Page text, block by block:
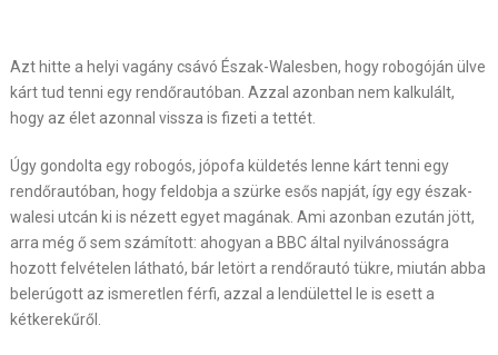
Azt hitte a helyi vagány csávó Észak-Walesben, hogy robogóján ülve
kárt tud tenni egy rendőrautóban. Azzal azonban nem kalkulált,
hogy az élet azonnal vissza is fizeti a tettét.
Úgy gondolta egy robogós, jópofa küldetés lenne kárt tenni egy
rendőrautóban, hogy feldobja a szürke esős napját, így egy észak-
walesi utcán ki is nézett egyet magának. Ami azonban ezután jött,
arra még ő sem számított: ahogyan a BBC által nyilvánosságra
hozott felvételen látható, bár letört a rendőrautó tükre, miután abba
belerúgott az ismeretlen férfi, azzal a lendülettel le is esett a
kétkerekűről.